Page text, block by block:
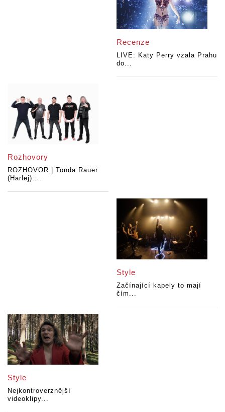
Recenze
LIVE: Katy Perry vzala Prahu
do...
Rozhovory
ROZHOVOR | Tonda Rauer
(Harlej):...
Style
Začínající kapely to mají
čím...
Style
Nejkontroverznější
videoklipy...